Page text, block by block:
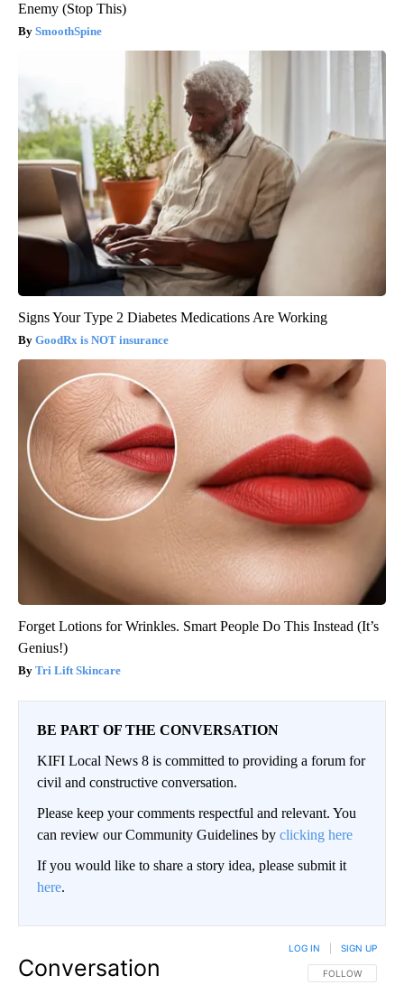
Enemy (Stop This)
SmoothSpine
Signs Your Type 2 Diabetes Medications Are Working
GoodRx is NOT insurance
Forget Lotions for Wrinkles. Smart People Do This Instead (It’s
Genius!)
Tri Lift Skincare
BE PART OF THE CONVERSATION
KIFI Local News 8 is committed to providing a forum for
civil and constructive conversation.
Please keep your comments respectful and relevant. You
can review our Community Guidelines by clicking here
If you would like to share a story idea, please submit it
here.
Conversation FOLLOW THIS
FOLLOW
LOG IN SIGN UP